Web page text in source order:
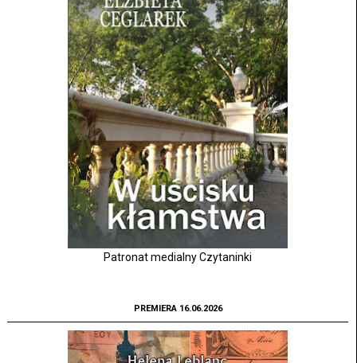
Patronat medialny Czytaninki
PREMIERA 16.06.2026